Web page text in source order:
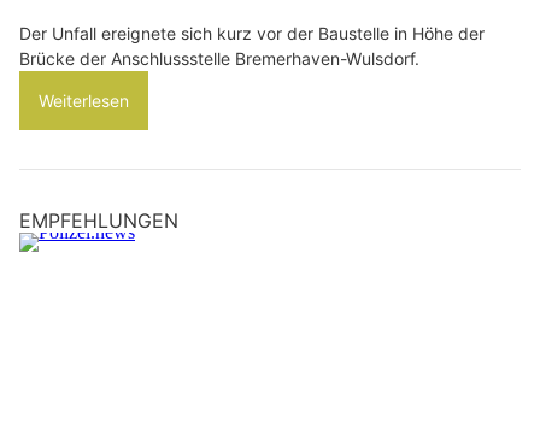
Der Unfall ereignete sich kurz vor der Baustelle in Höhe der
Brücke der Anschlussstelle Bremerhaven-Wulsdorf.
Weiterlesen
EMPFEHLUNGEN